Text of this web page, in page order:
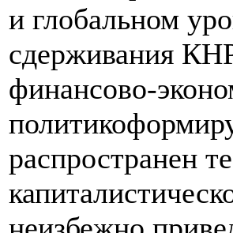
и глобальном
сдерживания
финансово-
распространен